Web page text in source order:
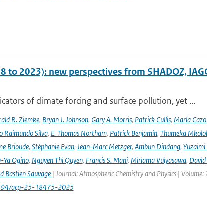
2023): new perspectives from SHADOZ,
of climate forcing and surface pollution, yet ...
R. Ziemke, Bryan J. Johnson, Gary A. Morris, Patrick Cullis, María
Raimundo Silva, E. Thomas Northam, Patrick Benjamin, Thumeka
Brioude, Stéphanie Evan, Jean-Marc Metzger, Ambun Dindang,
Ya Ogino, Nguyen Thi Quyen, Francis S. Mani, Miriama Vuiyasawa,
Bastien Sauvage | Journal: Atmospheric Chemistry and Physics |
acp-25-18475-2025